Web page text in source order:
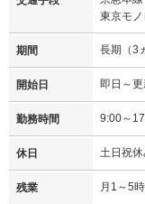
東京モ
期間 長期（3
開始日 即日～
勤務時間 9:00～
休日 土日祝
残業 月1～5